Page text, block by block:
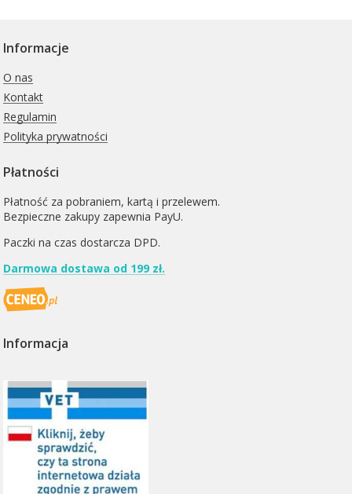
Informacje
O nas
Kontakt
Regulamin
Polityka prywatności
Płatności
Płatność za pobraniem, kartą i przelewem.
Bezpieczne zakupy zapewnia PayU.
Paczki na czas dostarcza DPD.
Darmowa dostawa od 199 zł.
Informacja